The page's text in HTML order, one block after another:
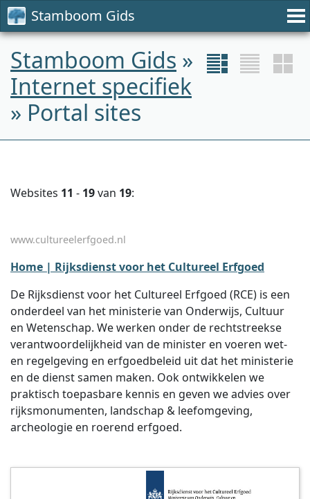
Stamboom Gids
Stamboom Gids »
Internet specifiek
» Portal sites
Websites 11 - 19van 19:
www.cultureelerfgoed.nl
Home | Rijksdienst voor het Cultureel Erfgoed
De Rijksdienst voor het Cultureel Erfgoed (RCE) is een
onderdeel van het ministerie van Onderwijs, Cultuur
en Wetenschap. We werken onder de rechtstreekse
verantwoordelijkheid van de minister en voeren wet-
en regelgeving en erfgoedbeleid uit dat het ministerie
en de dienst samen maken. Ook ontwikkelen we
praktisch toepasbare kennis en geven we advies over
rijksmonumenten, landschap & leefomgeving,
archeologie en roerend erfgoed.